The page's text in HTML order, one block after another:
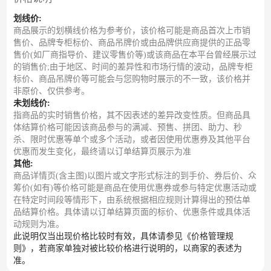
划线价:
商品展示的划横线价格为参考价，该价格可能是商品首次上市销
售价、品牌专柜标价、商品吊牌价或由品牌供应商提供的正品零
售价(如厂商指导价、建议零售价等)或该商品在本平台曾经展示过
的销售价;由于地区、时间的差异性和市场行情的波动，品牌专柜
标价、商品吊牌价等可能会与您购物时展示的不一致，该价格并
非原价、仅供参考。
未划线价:
指商品的实时销售价格，其不因表述的差异改变性质。但商品具
体结算价格可能因该商品参与的满减、预售、拼团、助力、秒
杀、限时优惠等单个或多个活动，或者因使用优惠券及其他平台
优惠而发生变化，最终请以订单结算页展示为准
其他:
商品详情页(含主图)以图片或文字形式标注的到手价、券后价、众
筹价(如有)等价格可能是商品在使用优惠券或参与特定优惠活动或
在特定时间段等情形下，由系统根据相应规则计算得出的预估单
品结算价格。具体请以订单结算页面的标价、优惠条件或具体活
动规则为准。
此说明仅当出现价格比较时有效，具体请参见《价格管理规
则》，若商家单独对被比较价格进行说明的，以商家的表述为
准。